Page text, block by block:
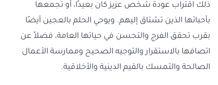
ذلك اقتراب عودة شخص عزيز كان بعيدًا، أو تجمعها
بأحبائها الذين تشتاق إليهم. ويوحي الحلم بالعجين أيضًا
بقرب تحقق الفرج والتحسن في حياتها العامة، فضلاً عن
اتصافها بالاستقرار والتوجيه الصحيح وممارسة الأعمال
الصالحة والتمسك بالقيم الدينية والأخلاقية.